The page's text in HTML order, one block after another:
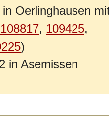
Oerlinghausen
108817, 109425,
)
in Asemissen